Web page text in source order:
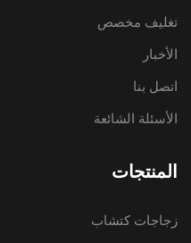
تغليف مخصص
الأخبار
اتصل بنا
الأسئلة الشائعة
المنتجات
زجاجات كتشاب